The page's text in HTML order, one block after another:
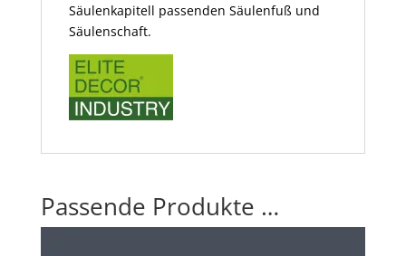
Säulenkapitell passenden Säulenfuß und
Säulenschaft.
Passende Produkte …